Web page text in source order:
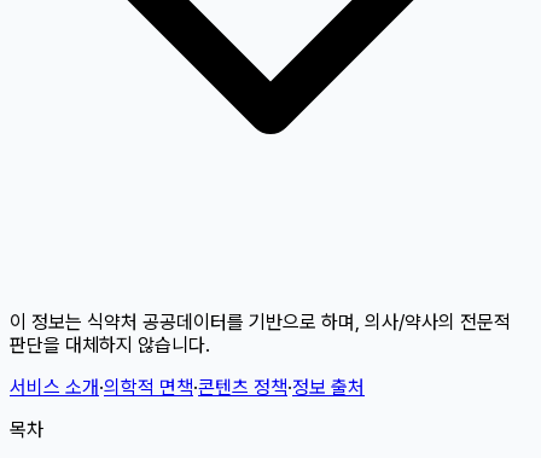
이 정보는 식약처 공공데이터를 기반으로 하며, 의사/약사의 전문적
판단을 대체하지 않습니다.
서비스 소개·의학적 면책·콘텐츠 정책·정보 출처
목차